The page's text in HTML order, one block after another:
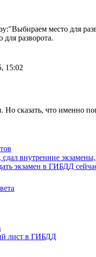
место для
разворота.
15:02
Но сказать, что именно
внутренние
экзамен в ГИБДД
лист в ГИБДД